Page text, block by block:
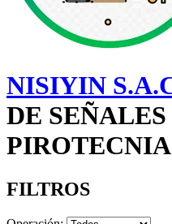
NISIYIN
DE
FILTROS